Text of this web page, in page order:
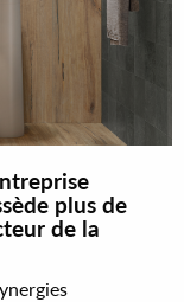
plus de
de la